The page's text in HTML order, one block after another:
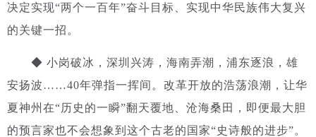
决定实现“两个一百年”奋斗目标、实现中华民族伟大复兴
的关键一招。
◆ 小岗破冰，深圳兴涛，海南弄潮，浦东逐浪，雄
安扬波……40年弹指一挥间。改革开放的浩荡浪潮，让华
夏神州在“历史的一瞬”翻天覆地、沧海桑田，即便最大胆
的预言家也不会想象到这个古老的国家“史诗般的进步”。